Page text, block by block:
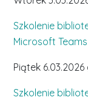
Szkolenie
Microsoft Teams
Piątek 6.03.2026
Szkolenie